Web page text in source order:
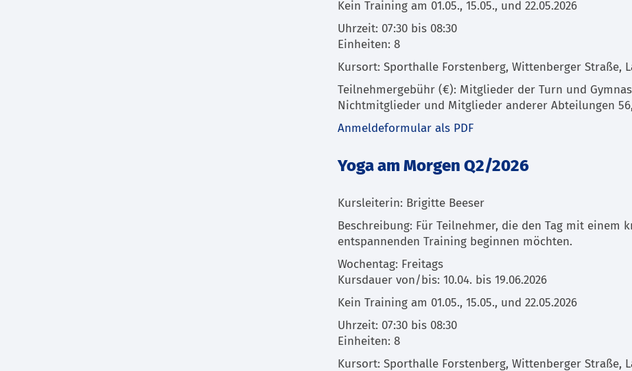
Kein Training am 01.05., 15.05., und 22.05.2026
Uhrzeit: 07:30 bis 08:30
Einheiten: 8
Kursort: Sporthalle Forstenberg, Wittenberger Straße,
Teilnehmergebühr (€): Mitglieder der Turn und
Nichtmitglieder und Mitglieder anderer Abteilungen
Anmeldeformular als PDF
Yoga am Morgen Q2/2026
Kursleiterin: Brigitte Beeser
Beschreibung: Für Teilnehmer, die den Tag mit einem
entspannenden Training beginnen möchten.
Wochentag: Freitags
Kursdauer von/bis: 10.04. bis 19.06.2026
Kein Training am 01.05., 15.05., und 22.05.2026
Uhrzeit: 07:30 bis 08:30
Einheiten: 8
Kursort: Sporthalle Forstenberg, Wittenberger Straße,